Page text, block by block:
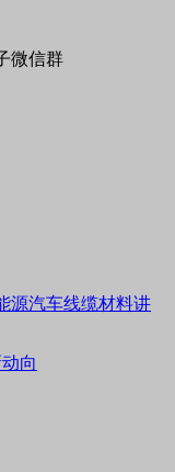
微信群
源汽车线缆材料讲
向